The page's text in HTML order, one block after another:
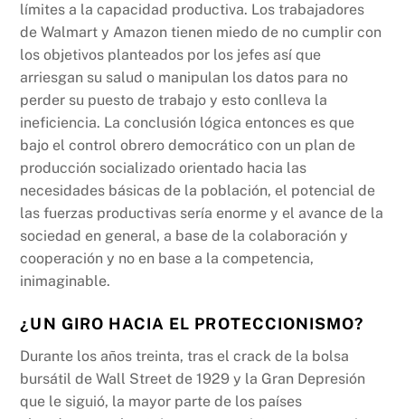
límites a la capacidad productiva. Los trabajadores
de Walmart y Amazon tienen miedo de no cumplir con
los objetivos planteados por los jefes así que
arriesgan su salud o manipulan los datos para no
perder su puesto de trabajo y esto conlleva la
ineficiencia. La conclusión lógica entonces es que
bajo el control obrero democrático con un plan de
producción socializado orientado hacia las
necesidades básicas de la población, el potencial de
las fuerzas productivas sería enorme y el avance de la
sociedad en general, a base de la colaboración y
cooperación y no en base a la competencia,
inimaginable.
¿UN GIRO HACIA EL PROTECCIONISMO?
Durante los años treinta, tras el crack de la bolsa
bursátil de Wall Street de 1929 y la Gran Depresión
que le siguió, la mayor parte de los países